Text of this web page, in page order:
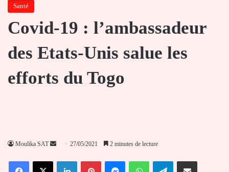
Santé
Covid-19 : l’ambassadeur
des Etats-Unis salue les
efforts du Togo
Moulika SAT
Envoyer
courriel
27/05/2021 2 minutes de lecture
FacebookX LinkedinPinterestMessengerWhatsAppTelegramPartager par email